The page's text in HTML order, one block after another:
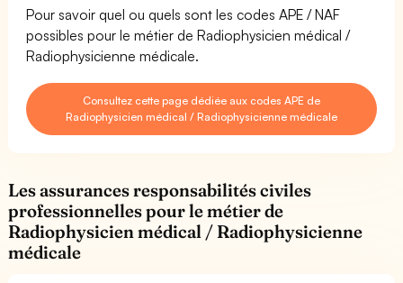
Pour savoir quel ou quels sont les codes APE / NAF
possibles pour le métier de Radiophysicien médical /
Radiophysicienne médicale.
Consultez cette page dédiée aux codes APE de
Radiophysicien médical / Radiophysicienne médicale
Les assurances responsabilités civiles
professionnelles pour le métier de
Radiophysicien médical / Radiophysicienne
médicale